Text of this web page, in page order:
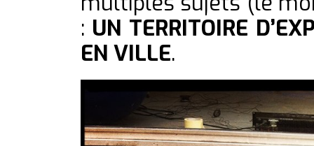
: UN TERRITOIRE
EN VILLE.